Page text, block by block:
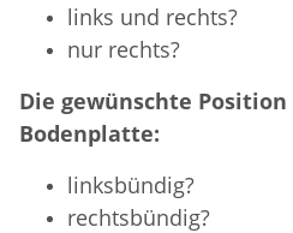
links und rechts?
nur rechts?
Die gewünschte
Bodenplatte:
linksbündig?
rechtsbündig?